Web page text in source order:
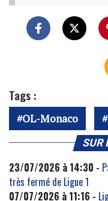
Tags :
OL-Monaco
SUR
23/07/2026 à 14:30 -
très fermé de Ligue 1
07/07/2026 à 11:16 -